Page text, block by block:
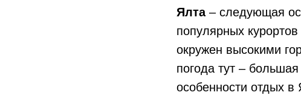
Ялта– следующая
популярных
окружен высокими
погода тут –
особенности отдых в